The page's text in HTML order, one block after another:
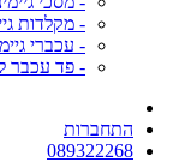
- מקלדות
- עכברי
- פד עכבר
התחברות
089322268